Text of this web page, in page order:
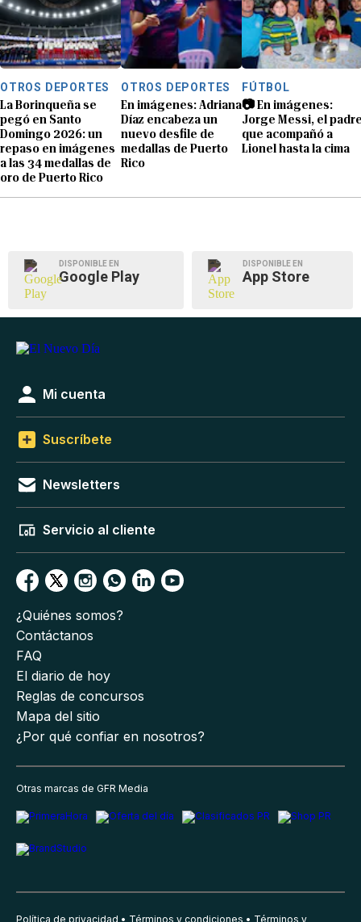
OTROS DEPORTES
La Borinqueña se
pegó en Santo
Domingo 2026: un
repaso en imágenes
a las 34 medallas de
oro de Puerto Rico
OTROS DEPORTES
En imágenes: Adriana
Díaz encabeza un
nuevo desfile de
medallas de Puerto
Rico
FÚTBOL
📷 En imágenes:
Jorge Messi, el
que acompañó a
Lionel hasta la cima
DISPONIBLE EN
Google Play
DISPONIBLE EN
App Store
Mi cuenta
Suscríbete
Newsletters
Servicio al cliente
¿Quiénes somos?
Contáctanos
FAQ
El diario de hoy
Reglas de concursos
Mapa del sitio
¿Por qué confiar en nosotros?
Otras marcas de GFR Media
Política de privacidad Términos y condiciones Términos y